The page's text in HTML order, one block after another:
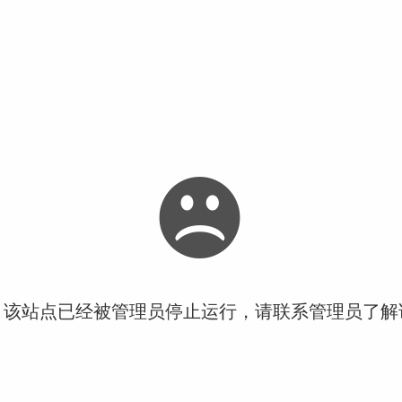
站点已经被管理员停止运行，请联系管理员了